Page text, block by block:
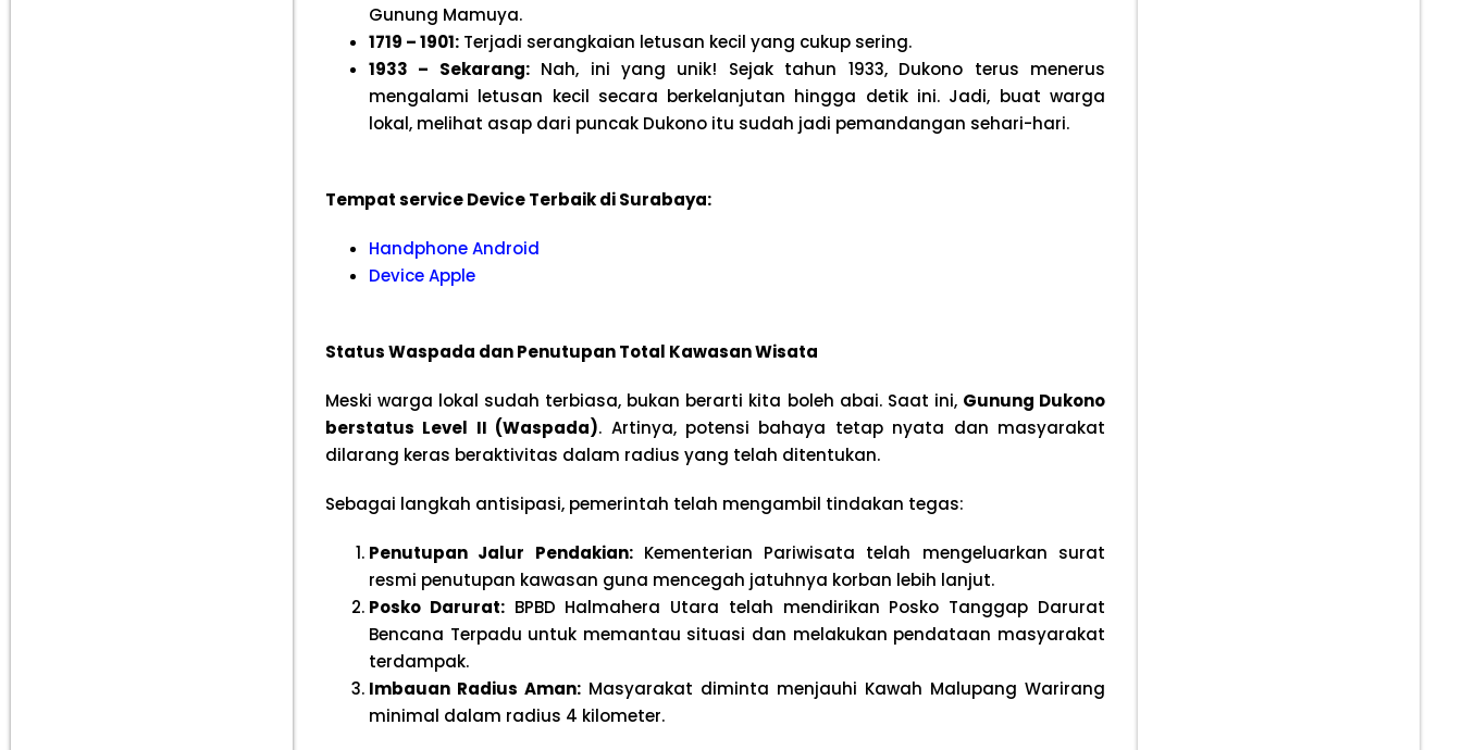
Gunung Mamuya.
1719 – 1901:Terjadi serangkaian letusan kecil yang cukup sering.
1933 – Sekarang:Nah, ini yang unik! Sejak tahun 1933, Dukono terus menerus
mengalami letusan kecil secara berkelanjutan hingga detik ini. Jadi, buat warga
lokal, melihat asap dari puncak Dukono itu sudah jadi pemandangan sehari-hari.
Tempat service Device Terbaik di Surabaya:
Handphone Android
Device Apple
Status Waspada dan Penutupan Total Kawasan Wisata
Meski warga lokal sudah terbiasa, bukan berarti kita boleh abai. Saat ini, Gunung Dukono
berstatus Level II (Waspada). Artinya, potensi bahaya tetap nyata dan masyarakat
dilarang keras beraktivitas dalam radius yang telah ditentukan.
Sebagai langkah antisipasi, pemerintah telah mengambil tindakan tegas:
Penutupan Jalur Pendakian:Kementerian Pariwisata telah mengeluarkan surat
resmi penutupan kawasan guna mencegah jatuhnya korban lebih lanjut.
Posko Darurat:BPBD Halmahera Utara telah mendirikan Posko Tanggap Darurat
Bencana Terpadu untuk memantau situasi dan melakukan pendataan masyarakat
terdampak.
Imbauan Radius Aman:Masyarakat diminta menjauhi Kawah Malupang Warirang
minimal dalam radius 4 kilometer.